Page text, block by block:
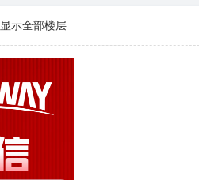
显示全部楼层